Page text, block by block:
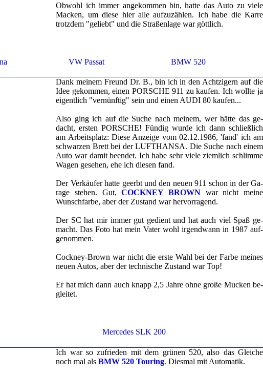
Ob­wohl ich immer an­ge­kom­men bin, hatte das Auto zu viele
Ma­cken, um diese hier alle auf­zu­zäh­len. Ich habe die Karre
trotz­dem "ge­liebt" und die Stra­ßen­la­ge war gött­lich.
VW Pas­sat BMW 520
Dank mei­nem Freund Dr. B., bin ich in den Acht­zi­gern auf die
Idee ge­kom­men, einen POR­SCHE 911 zu kau­fen. Ich woll­te ja
ei­gent­lich "ver­nünf­tig" sein und einen AUDI 80 kau­fen...
Also ging ich auf die Suche nach mei­nem, wer hätte das ge­
dacht, ers­ten POR­SCHE! Fün­dig wurde ich dann schließ­lich
am Ar­beits­platz: Diese An­zei­ge vom 02.12.1986, 'fand' ich am
schwar­zen Brett bei der LUFT­HAN­SA. Die Suche nach einem
Auto war damit be­en­det. Ich habe sehr viele ziem­lich schlim­me
Wagen ge­se­hen, ehe ich die­sen fand.
Der Ver­käu­fer hatte ge­erbt und den neuen 911 schon in der Ga­
ra­ge ste­hen. Gut,COCK­NEY BROWNwar nicht meine
Wunsch­far­be, aber der Zu­stand war her­vor­ra­gend.
Der SC hat mir immer gut ge­dient und hat auch viel Spaß ge­
macht. Das Foto hat mein Vater wohl ir­gend­wann in 1987 auf­
ge­nom­men.
Cockney-​​​​​​​​​Brown war nicht die erste Wahl bei der Farbe mei­nes
neuen Autos, aber der tech­ni­sche Zu­stand war Top!
Er hat mich dann auch knapp 2,5 Jahre ohne große Mu­cken be­
glei­tet.
Mer­ce­des SLK 200
Ich war so zu­frie­den mit dem grü­nen 520, also das Glei­che
noch mal alsBMW 520 Tou­ring. Dies­mal mit Au­to­ma­tik.